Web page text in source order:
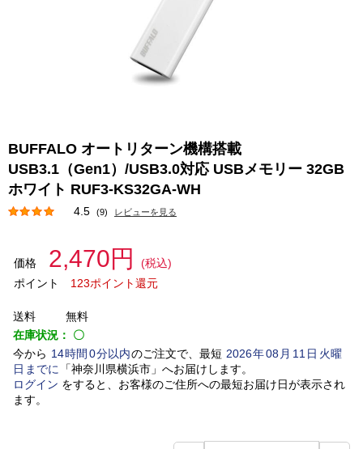
BUFFALO オートリターン機構搭載
USB3.1（Gen1）/USB3.0対応 USBメモリー 32GB
ホワイト RUF3-KS32GA-WH
4.5 (9) レビューを見る
価格 2,470円
(税込)
ポイント
123ポイント還元
送料
無料
在庫状況： 〇
今から 14時間 0分以内のご注文で、最短 2026年08 月 11 日火曜
日 までに 「神奈川県横浜市」 へお届けします。
ログイン をすると、お客様のご住所への最短お届け日が表示され
ます。